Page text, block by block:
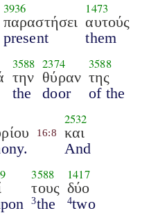
3936
παραστήσει
present
1473
αυτούς
them
3588
την
the
2374
θύραν
door
3588
της
of the
16:8
2532
και
And
3588
τους
3the
1417
δύο
4two